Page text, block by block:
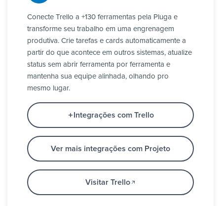
Conecte Trello a +130 ferramentas pela Pluga e
transforme seu trabalho em uma engrenagem
produtiva. Crie tarefas e cards automaticamente a
partir do que acontece em outros sistemas, atualize
status sem abrir ferramenta por ferramenta e
mantenha sua equipe alinhada, olhando pro
mesmo lugar.
Integrações com Trello
Ver mais integrações com Projeto
Visitar Trello